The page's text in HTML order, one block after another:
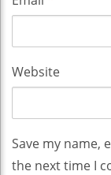
Website
Save my name,
the next time I